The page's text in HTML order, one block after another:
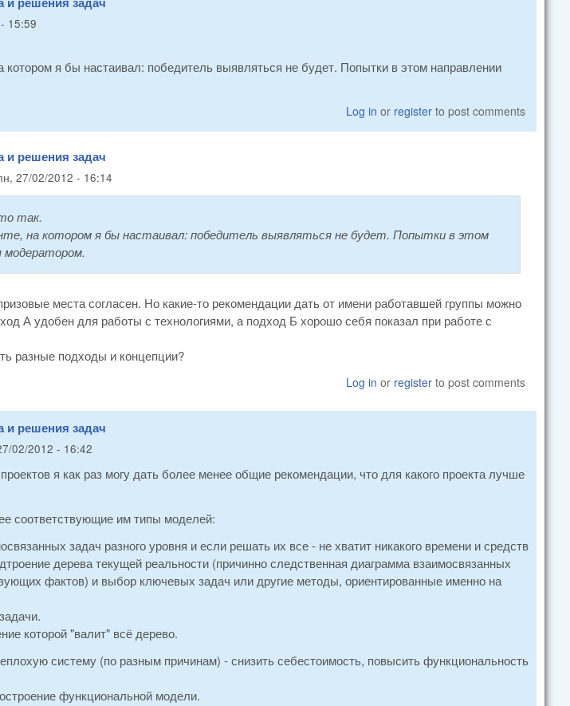
15:59
котором я бы настаивал: победитель выявляться не будет. Попытки в этом направлении
Log in or register to post comments
и решения задач
27/02/2012 - 16:14
так.
на котором я бы настаивал: победитель выявляться не будет. Попытки в этом
модератором.
места согласен. Но какие-то рекомендации дать от имени работавшей группы можно
А удобен для работы с технологиями, а подход Б хорошо себя показал при работе с
разные подходы и концепции?
Log in or register to post comments
и решения задач
02/2012 - 16:42
я как раз могу дать более менее общие рекомендации, что для какого проекта лучше
соответствующие им типы моделей:
задач разного уровня и если решать их все - не хватит никакого времени и средств
дерева текущей реальности (причинно следственная диаграмма взаимосвязанных
фактов) и выбор ключевых задач или другие методы, ориентированные именно на
которой "валит" всё дерево.
систему (по разным причинам) - снизить себестоимость, повысить функциональность
функциональной модели.